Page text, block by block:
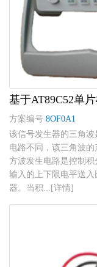
基于AT89C52单
方案编号 8OF0A1
该信号发生器的三角
电路不同，该三角波的
方波发生电路是控制
输入的上下限电平送
器。当积...[详情]